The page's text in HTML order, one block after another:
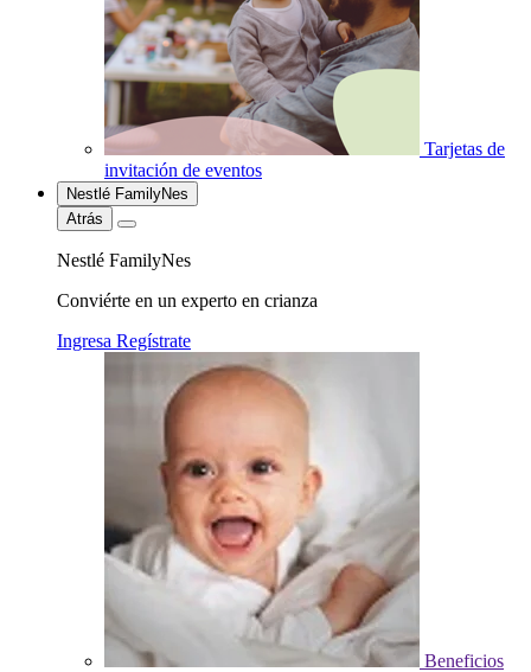
Tarjetas de
invitación de eventos
Nestlé FamilyNes
Atrás
Nestlé FamilyNes
Conviérte en un experto en crianza
Ingresa Regístrate
Beneficios